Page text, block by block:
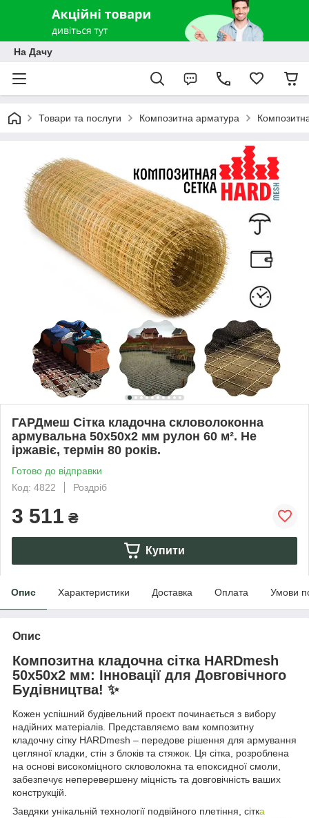
На Дачу
Товари та послуги Композитна арматура
ГАРДмеш Сітка кладочна скловолоконна
армувальна 50х50х2 мм рулон 60 м². Не
іржавіє, термін 80 років.
Готово до відправки
Код: 4822
Роздріб
3 511 ₴
Купити
Опис Характеристики Доставка Оплата Умови
Опис
Композитна кладочна сітка HARDmesh
50х50х2 мм: Інновації для Довговічного
Будівництва! ✨
Кожен успішний будівельний проєкт починається з вибору
надійних матеріалів. Представляємо вам композитну
кладочну сітку HARDmesh – передове рішення для армування
цегляної кладки, стін з блоків та стяжок. Ця сітка, розроблена
на основі високоміцного скловолокна та епоксидної смоли,
забезпечує неперевершену міцність та довговічність ваших
конструкцій.
Завдяки унікальній технології подвійного плетіння, сітка